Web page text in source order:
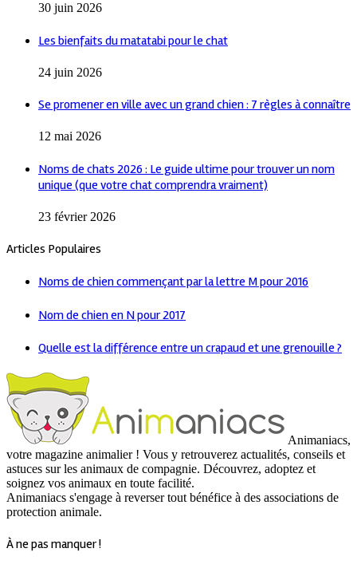
30 juin 2026
Les bienfaits du matatabi pour le chat
24 juin 2026
Se promener en ville avec un grand chien : 7 règles à connaître
12 mai 2026
Noms de chats 2026 : Le guide ultime pour trouver un nom
unique (que votre chat comprendra vraiment)
23 février 2026
Articles Populaires
Noms de chien commençant par la lettre M pour 2016
Nom de chien en N pour 2017
Quelle est la différence entre un crapaud et une grenouille ?
Animaniacs,
votre magazine animalier ! Vous y retrouverez actualités, conseils et
astuces sur les animaux de compagnie. Découvrez, adoptez et
soignez vos animaux en toute facilité.
Animaniacs s'engage à reverser tout bénéfice à des associations de
protection animale.
À ne pas manquer !